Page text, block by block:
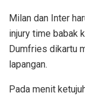
Milan dan Inter
injury time babak
Dumfries dikartu
lapangan.
Pada menit